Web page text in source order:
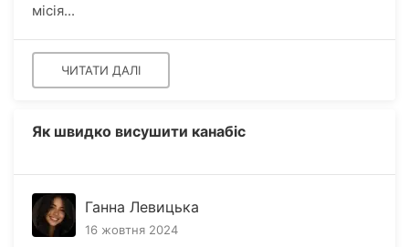
місія...
ЧИТАТИ ДАЛІ
Як швидко висушити канабіс
Ганна Левицька
16 жовтня 2024